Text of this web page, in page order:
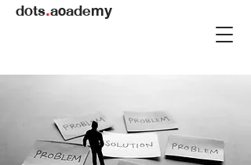
dots.academy